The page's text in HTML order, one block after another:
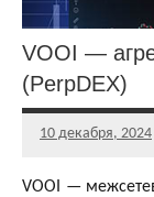
статьи
VOOI —
(PerpDEX)
10 декабря, 2024
Главный
VOOI —